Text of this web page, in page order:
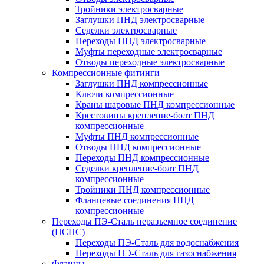
Тройники электросварные
Заглушки ПНД электросварные
Седелки электросварные
Переходы ПНД электросварные
Муфты переходные электросварные
Отводы переходные электросварные
Компрессионные фитинги
Заглушки ПНД компрессионные
Ключи компрессионные
Краны шаровые ПНД компрессионные
Крестовины крепление-болт ПНД
компрессионные
Муфты ПНД компрессионные
Отводы ПНД компрессионные
Переходы ПНД компрессионные
Седелки крепление-болт ПНД
компрессионные
Тройники ПНД компрессионные
Фланцевые соединения ПНД
компрессионные
Переходы ПЭ-Сталь неразъемное соединение
(НСПС)
Переходы ПЭ-Сталь для водоснабжения
Переходы ПЭ-Сталь для газоснабжения